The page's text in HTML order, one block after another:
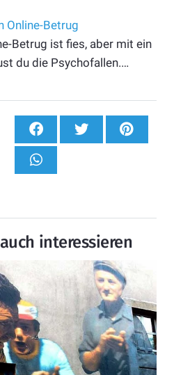
Online-Betrug
Betrug ist fies, aber mit ein
du die Psychofallen.…
interessieren